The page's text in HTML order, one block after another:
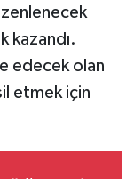
kazandı.
edecek olan
etmek için